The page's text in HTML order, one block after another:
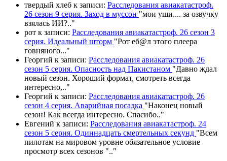
твердый хлеб к записи: Расследования авиакатастроф.
26 сезон 9 серия. Заход в муссон "мои уши.... за озвучку
взялась ИИ?.."
рот к записи: Расследования авиакатастроф. 26 сезон 3
серия. Идеальный шторм "Рот еб@л этого плеера
говняного..."
Георгий к записи: Расследования авиакатастроф. 26
сезон 5 серия. Опасность над Пакистаном "Давно ждал
новый сезон. Хороший формат, смотреть всегда
интересно,.."
Георгий к записи: Расследования авиакатастроф. 26
сезон 4 серия. Аварийная посадка "Наконец новый
сезон! Как всегда интересно. Спасибо.."
Евгений к записи: Расследования авиакатастроф. 24
сезон 5 серия. Одиннадцать смертельных секунд "Всем
пилотам на мировом уровне обязательное условие
просмотр всех сезонов ".."